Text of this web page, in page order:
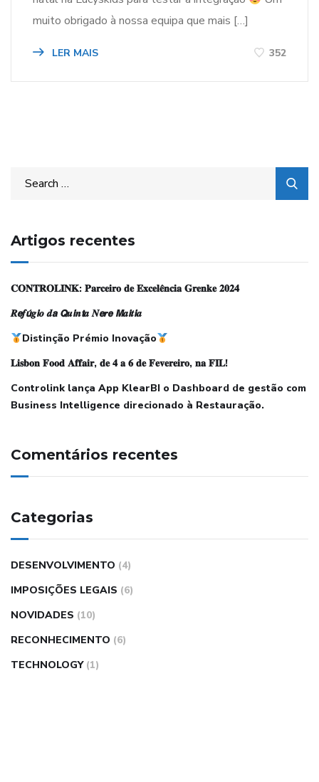
muito obrigado à nossa equipa que mais […]
LER MAIS 352
Artigos recentes
𝐂𝐎𝐍𝐓𝐑𝐎𝐋𝐈𝐍𝐊: 𝐏𝐚𝐫𝐜𝐞𝐢𝐫𝐨 𝐝𝐞 𝐄𝐱𝐜𝐞𝐥𝐞̂𝐧𝐜𝐢𝐚 𝐆𝐫𝐞𝐧𝐤𝐞 𝟐𝟎𝟐𝟒
𝑹𝙚𝒇𝙪́𝒈𝙞𝒐 𝒅𝙖 𝙌𝒖𝙞𝒏𝙩𝒂 𝑵𝙚𝒓𝙚 𝙈𝒂𝙞𝒕𝙞𝒂
Distinção Prémio Inovação
𝐋𝐢𝐬𝐛𝐨𝐧 𝐅𝐨𝐨𝐝 𝐀𝐟𝐟𝐚𝐢𝐫, 𝐝𝐞 𝟒 𝐚 𝟔 𝐝𝐞 𝐅𝐞𝐯𝐞𝐫𝐞𝐢𝐫𝐨, 𝐧𝐚 𝐅𝐈𝐋!
Controlink lança App KlearBI o Dashboard de gestão com
Business Intelligence direcionado à Restauração.
Comentários recentes
Categorias
DESENVOLVIMENTO (4)
IMPOSIÇÕES LEGAIS (6)
NOVIDADES (10)
RECONHECIMENTO (6)
TECHNOLOGY (1)